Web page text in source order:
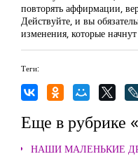
повторять аффирмации,
Действуйте, и вы
изменения, которые
Теги:
Еще в рубрике
НАШИ МАЛЕНЬКИЕ